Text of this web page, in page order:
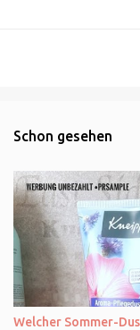
Schon gesehen
Welcher Sommer-